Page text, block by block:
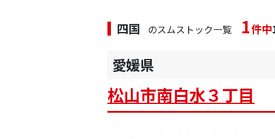
四国 のスムストック一覧 1件中
愛媛県
松山市南白水３丁目